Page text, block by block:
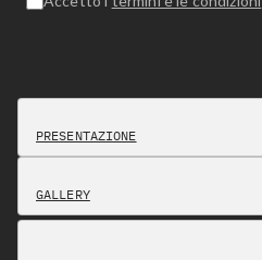
PRESENTAZIONE
GALLERY